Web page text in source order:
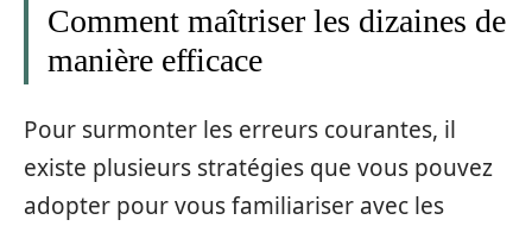
Comment maîtriser les dizaines de
manière efficace
Pour surmonter les erreurs courantes, il
existe plusieurs stratégies que vous pouvez
adopter pour vous familiariser avec les